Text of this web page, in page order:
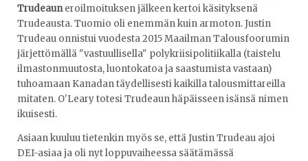
Trudeauneroilmoituksen jälkeen kertoi käsityksenä
Trudeausta. Tuomio oli enemmän kuin armoton. Justin
Trudeau onnistui vuodesta 2015 Maailman Talousfoorumin
järjettömällä "vastuullisella" polykriisipolitiikalla (taistelu
ilmastonmuutosta, luontokatoa ja saastumista vastaan)
tuhoamaan Kanadan täydellisesti kaikilla talousmittareilla
mitaten. O'Leary totesi Trudeaun häpäisseen isänsä nimen
ikuisesti.
Asiaan kuuluu tietenkin myös se, että Justin Trudeau ajoi
DEI-asiaa ja oli nyt loppuvaiheessa säätämässä